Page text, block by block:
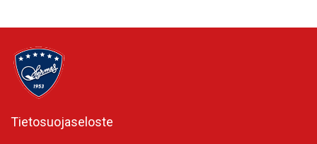
Tietosuojaseloste